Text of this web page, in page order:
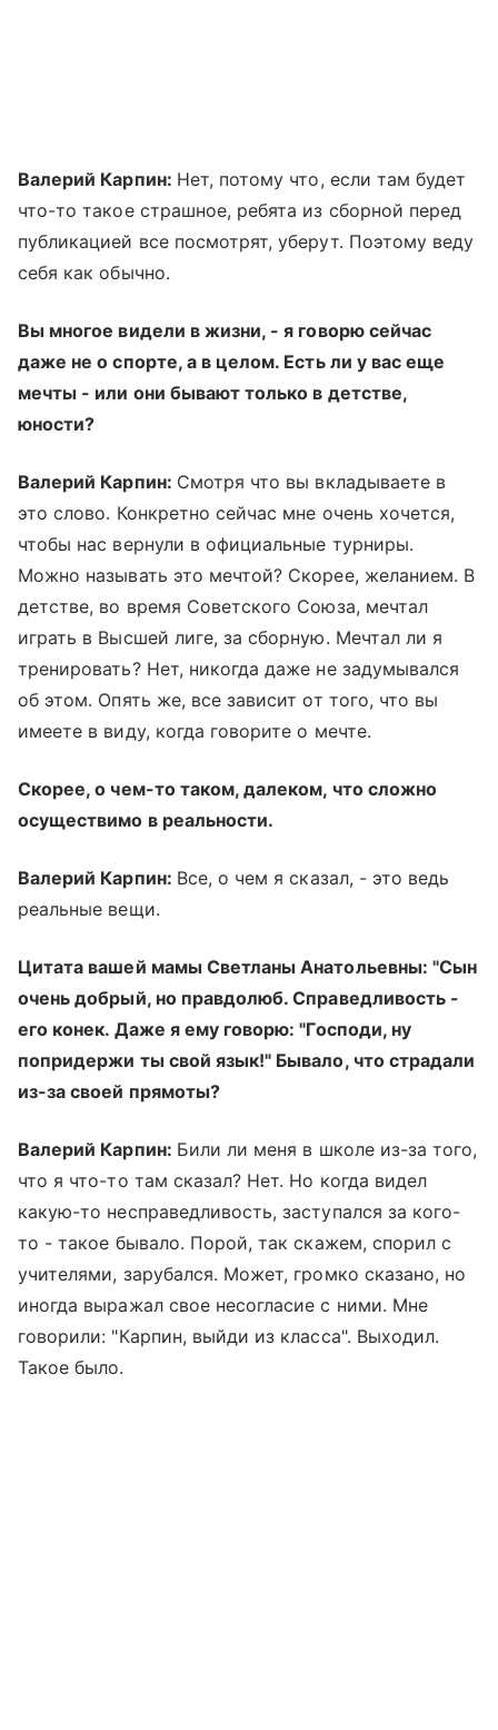
Валерий Карпин: Нет, потому что, если там будет
что-то такое страшное, ребята из сборной перед
публикацией все посмотрят, уберут. Поэтому веду
себя как обычно.
Вы многое видели в жизни, - я говорю сейчас
даже не о спорте, а в целом. Есть ли у вас еще
мечты - или они бывают только в детстве,
юности?
Валерий Карпин: Смотря что вы вкладываете в
это слово. Конкретно сейчас мне очень хочется,
чтобы нас вернули в официальные турниры.
Можно называть это мечтой? Скорее, желанием. В
детстве, во время Советского Союза, мечтал
играть в Высшей лиге, за сборную. Мечтал ли я
тренировать? Нет, никогда даже не задумывался
об этом. Опять же, все зависит от того, что вы
имеете в виду, когда говорите о мечте.
Скорее, о чем-то таком, далеком, что сложно
осуществимо в реальности.
Валерий Карпин: Все, о чем я сказал, - это ведь
реальные вещи.
Цитата вашей мамы Светланы Анатольевны: "Сын
очень добрый, но правдолюб. Справедливость -
его конек. Даже я ему говорю: "Господи, ну
попридержи ты свой язык!" Бывало, что страдали
из-за своей прямоты?
Валерий Карпин: Били ли меня в школе из-за того,
что я что-то там сказал? Нет. Но когда видел
какую-то несправедливость, заступался за кого-
то - такое бывало. Порой, так скажем, спорил с
учителями, зарубался. Может, громко сказано, но
иногда выражал свое несогласие с ними. Мне
говорили: "Карпин, выйди из класса". Выходил.
Такое было.